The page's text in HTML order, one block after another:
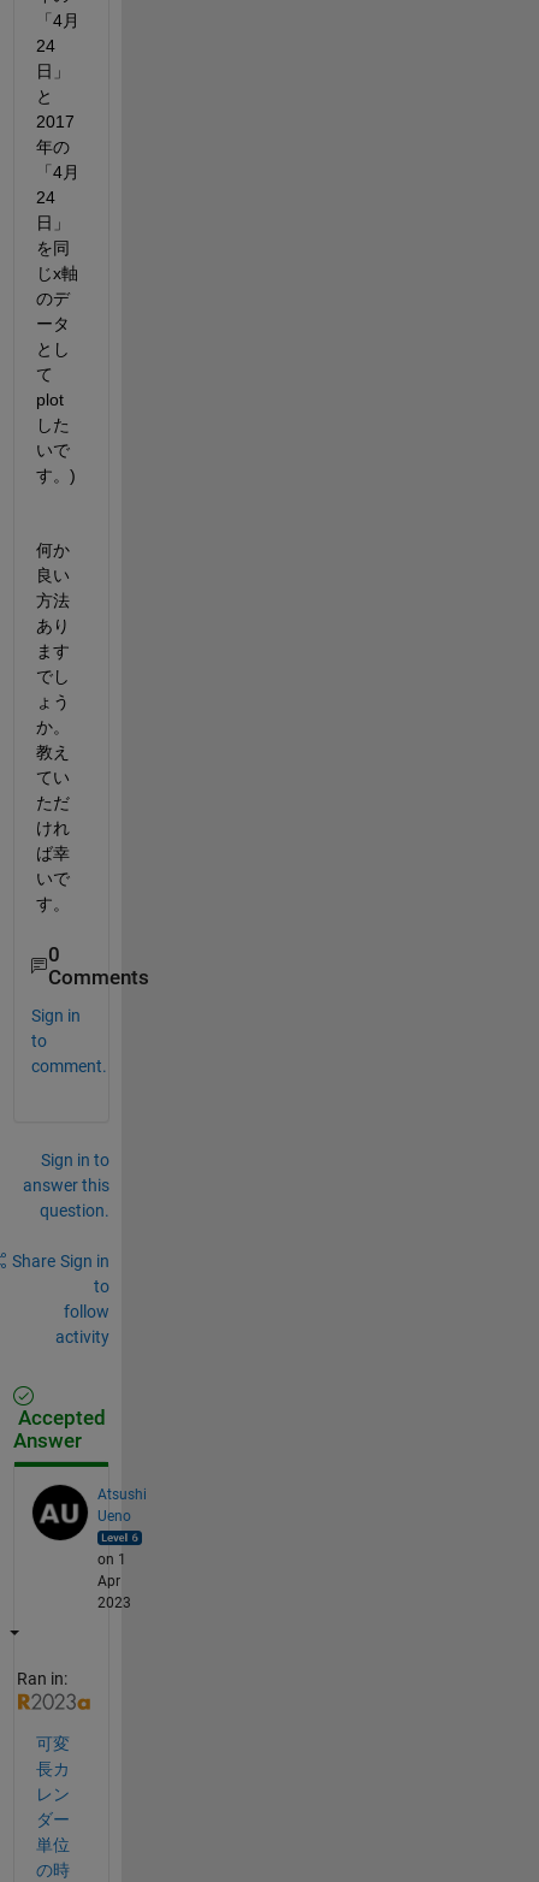
「4月
24
日」
と
2017
年の
「4月
24
日」
を同
じx軸
のデ
ータ
とし
て
plot
した
いで
す。)
何か
良い
方法
あり
ます
でし
ょう
か。
教え
てい
ただ
けれ
ば幸
いで
す。
0
Comments
Sign in
to
comment.
Sign in to
answer this
question.
Share Sign in
to
follow
activity
Accepted
Answer
Atsushi
Ueno
on 1
Apr
2023
Ran in:
可変
長カ
レン
ダー
単位
の時